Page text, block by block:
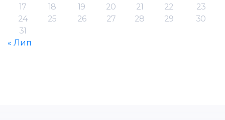
17
18 19 20 21 22
23
24
25 26 27 28 29
30
31
« Лип